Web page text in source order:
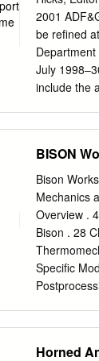
Moose and
strategies
moved
slopes; for
during fall
2001
be refined
July
include the
Muskoxen
the middle
Congress
introduced
opened in
exhibiting
BISON
Bison
Mechanics
Overview .
Bison . 28
Speciﬁc
Steve
Horned